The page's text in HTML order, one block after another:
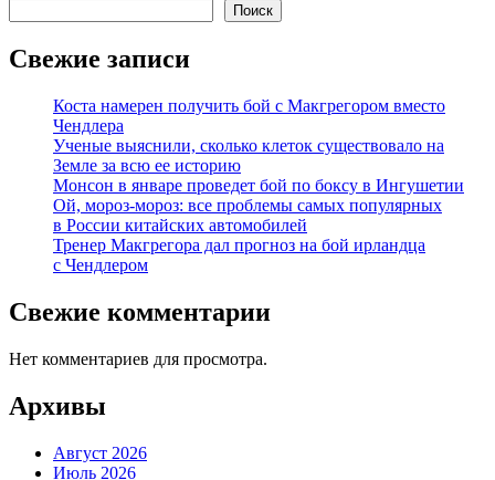
Поиск
Свежие записи
Коста намерен получить бой с Макгрегором вместо
Чендлера
Ученые выяснили, сколько клеток существовало на
Земле за всю ее историю
Монсон в январе проведет бой по боксу в Ингушетии
Ой, мороз-мороз: все проблемы самых популярных
в России китайских автомобилей
Тренер Макгрегора дал прогноз на бой ирландца
с Чендлером
Свежие комментарии
Нет комментариев для просмотра.
Архивы
Август 2026
Июль 2026